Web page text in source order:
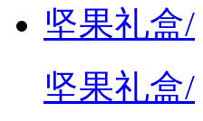
坚果礼盒/
坚果礼盒/